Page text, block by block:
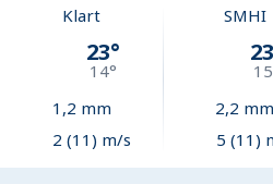
Klart
23°
14°
1,2 mm
2 (11) m/s
SMHI
23
15
2,2 mm
5 (11)